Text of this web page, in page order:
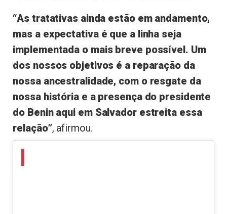
“As tratativas ainda estão em andamento,
mas a expectativa é que a linha seja
implementada o mais breve possível. Um
dos nossos objetivos é a reparação da
nossa ancestralidade, com o resgate da
nossa história e a presença do presidente
do Benin aqui em Salvador estreita essa
relação”, afirmou.